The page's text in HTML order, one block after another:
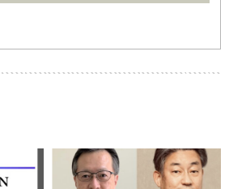
します。会員は、ユーザー名および
の漏洩、利用許諾、貸与、譲渡、名
の責任は、会員が負うものとし、当
情報、写真、その他の著作物は、当
著作者または著作権者に帰属するもの